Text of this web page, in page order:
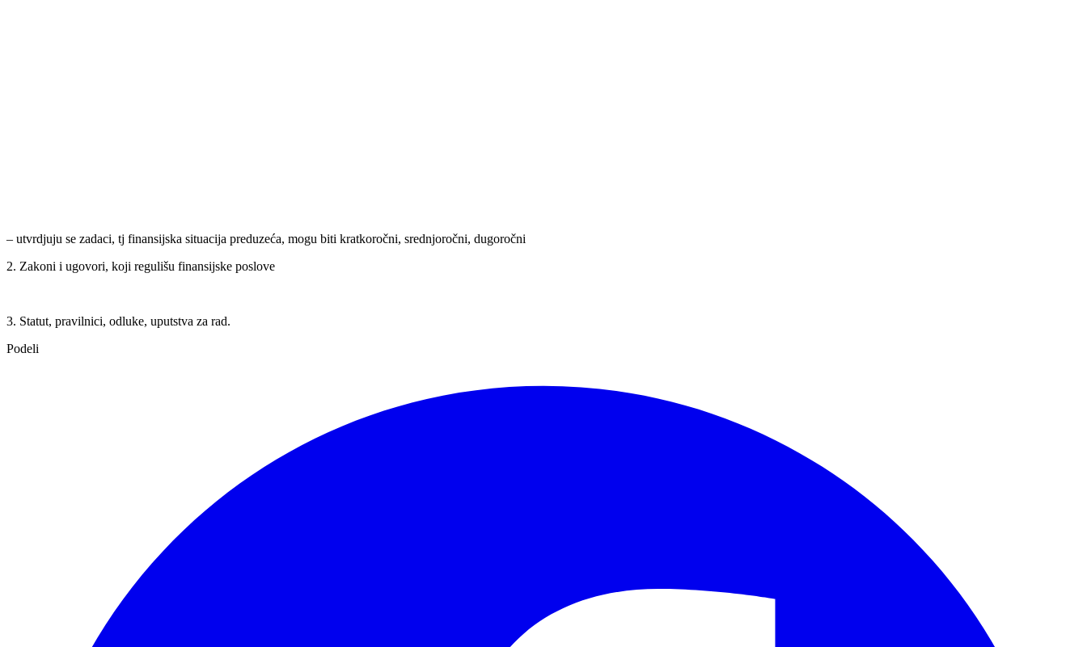
– utvrdjuju se zadaci, tj finansijska situacija preduzeća, mogu biti kratkoročni, srednjoročni, dugoročni
2. Zakoni i ugovori, koji regulišu finansijske poslove
3. Statut, pravilnici, odluke, uputstva za rad.
Podeli